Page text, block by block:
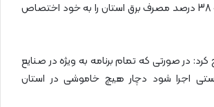
خانگی هستند که 38 درصد مصرف برق استان را به خود اختصاص
کرد: در صورتی که تمام برنامه به ویژه در صنایع
اجرا شود دچار هیچ خاموشی در استان